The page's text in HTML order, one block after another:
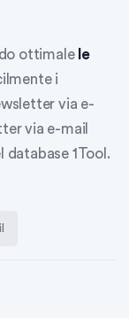
ottimale le
i
via e-
via e-mail
database 1Tool.